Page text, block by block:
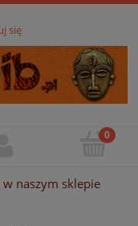
się
naszym sklepie